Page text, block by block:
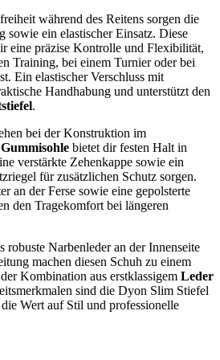
während des Reitens sorgen die
sowie ein elastischer Einsatz. Diese
eine präzise Kontrolle und Flexibilität,
Training, bei einem Turnier oder bei
Ein elastischer Verschluss mit
Handhabung und unterstützt den
.
bei der Konstruktion im
bietet dir festen Halt in
verstärkte Zehenkappe sowie ein
für zusätzlichen Schutz sorgen.
an der Ferse sowie eine gepolsterte
den Tragekomfort bei längeren
robuste Narbenleder an der Innenseite
machen diesen Schuh zu einem
Kombination aus erstklassigem Leder
sind die Dyon Slim Stiefel
Wert auf Stil und professionelle